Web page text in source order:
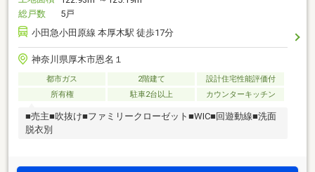
総戸数
5戸
小田急小田原線 本厚木駅 徒歩17分
神奈川県厚木市恩名１
都市ガス 2階建て
設計住宅性能評価付
所有権
駐車2台以上 カウンターキッチン
■売主■吹抜け■ファミリークローゼット■WIC■回遊動線■洗面
脱衣別